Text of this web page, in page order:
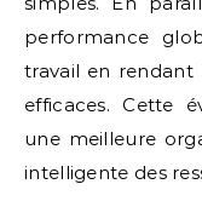
performance
travail en rendant
efficaces. Cette
une meilleure
intelligente des